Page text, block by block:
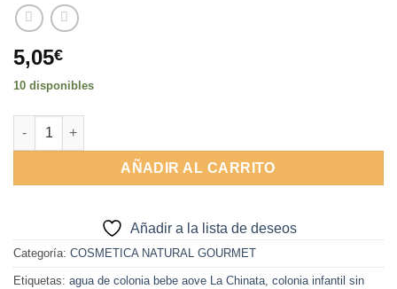
5,05€
10 disponibles
Colonia Suave Baby 250ml La Chinata cantidad
AÑADIR AL CARRITO
Añadir a la lista de deseos
Categoría: COSMETICA NATURAL GOURMET
Etiquetas: agua de colonia bebe aove La Chinata, colonia infantil sin